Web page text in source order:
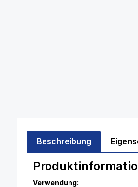
Beschreibung
Verwendung: